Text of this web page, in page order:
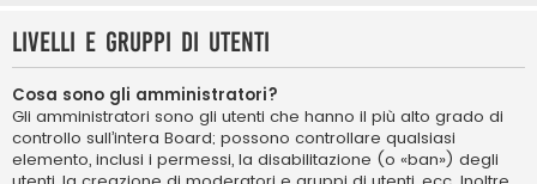
Livelli e gruppi di utenti
Cosa sono gli amministratori?
Gli amministratori sono gli utenti che hanno il più alto grado di
controllo sull’intera Board; possono controllare qualsiasi
elemento, inclusi i permessi, la disabilitazione (o «ban») degli